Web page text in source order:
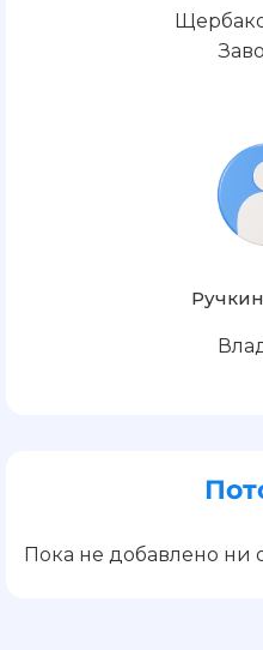
Пока не добавлено ни